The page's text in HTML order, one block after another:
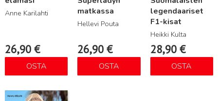
Anne Karilahti
26,90 €
OSTA
matkassa
Hellevi Pouta
26,90€
OSTA
legendaariset
F1-kisat
Heikki Kulta
28,90 €
OSTA
Lue lisää